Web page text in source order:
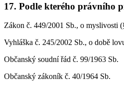
17. Podle kterého právního
Zákon č. 449/2001 Sb., o myslivosti
Vyhláška č. 245/2002 Sb., o době
Občanský soudní řád č. 99/1963 Sb.
Občanský zákoník č. 40/1964 Sb.